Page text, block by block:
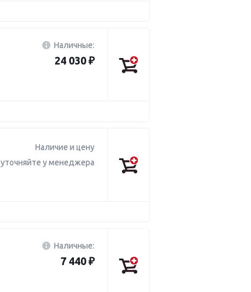
Наличные:
24 030 ₽
Наличие и цену
уточняйте у менеджера
Наличные:
7 440 ₽